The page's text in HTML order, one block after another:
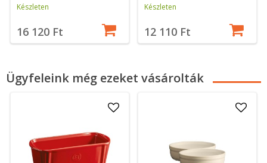
Készleten
16 120 Ft
Készleten
12 110 Ft
Ügyfeleink még ezeket vásárolták